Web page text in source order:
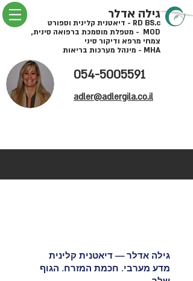
גילה אדלר
RD BS.c - דיאטנית קלינית וספורט
MOD - מטפלת מוסמכת ברפואה סינית,
צמחי מרפא ודיקור סיני
MHA - מינהל מערכות בריאות
054-5005591
adler@adlergila.co.il
גילה אדלר — דיאטנית קלינית
מדע מערבי. חכמת המזרח. הגוף